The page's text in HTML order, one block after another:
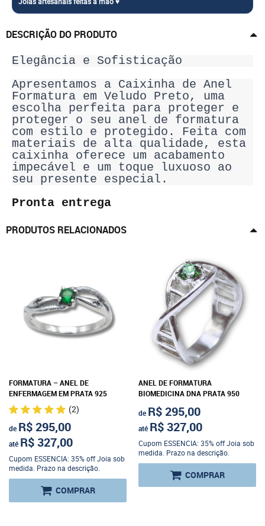
DESCRIÇÃO DO PRODUTO
Elegância e Sofisticação
Apresentamos a Caixinha de Anel
Formatura em Veludo Preto, uma
escolha perfeita para proteger e
proteger o seu anel de formatura
com estilo e protegido. Feita com
materiais de alta qualidade, esta
caixinha oferece um acabamento
impecável e um toque luxuoso ao
seu presente especial.
Pronta entrega
PRODUTOS RELACIONADOS
FORMATURA – ANEL DE
ENFERMAGEM EM PRATA 925
(2)
de R$ 295,00
até R$ 327,00
Cupom ESSENCIA: 35% off Joia sob
medida. Prazo na descrição.
COMPRAR
ANEL DE FORMATURA
BIOMEDICINA DNA PRATA 950
de R$ 295,00
até R$ 327,00
Cupom ESSENCIA: 35% off Joia sob
medida. Prazo na descrição.
COMPRAR